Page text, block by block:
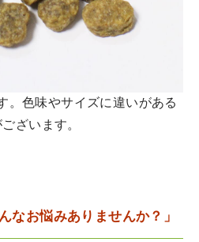
。色味やサイズに違いがある
ざいます。
なお悩みありませんか？」